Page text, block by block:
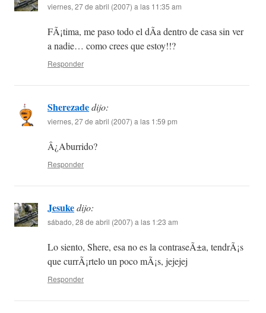
viernes, 27 de abril (2007) a las 11:35 am
FÃ¡tima, me paso todo el dÃ­a dentro de casa sin ver
a nadie… como crees que estoy!!?
Responder
Sherezadedijo:
viernes, 27 de abril (2007) a las 1:59 pm
Â¿Aburrido?
Responder
Jesukedijo:
sábado, 28 de abril (2007) a las 1:23 am
Lo siento, Shere, esa no es la contraseÃ±a, tendrÃ¡s
que currÃ¡rtelo un poco mÃ¡s, jejejej
Responder